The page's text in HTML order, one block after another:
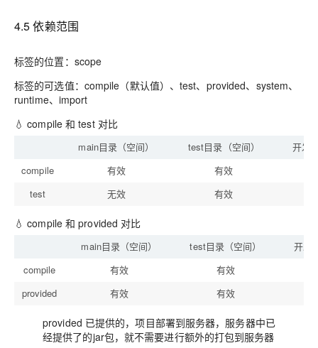
4.5 依赖范围
标签的位置：scope
标签的可选值：compile（默认值）、test、provided、system、
runtime、import
💧 compile 和 test 对比
main目录（空间） test目录（空间）
开发
compile
有效
有效
test
无效 有效
💧 compile 和 provided 对比
main目录（空间） test目录（空间）
开发
compile
有效
有效
provided
有效 有效
provided 已提供的，项目部署到服务器，服务器中已
经提供了的jar包，就不需要进行额外的打包到服务器